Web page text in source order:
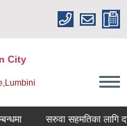
City
सरुवा सहमतिका लागि